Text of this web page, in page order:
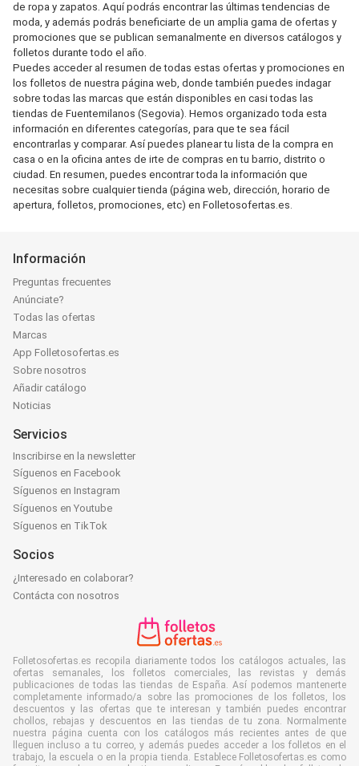
de ropa y zapatos. Aquí podrás encontrar las últimas tendencias de
moda, y además podrás beneficiarte de un amplia gama de ofertas y
promociones que se publican semanalmente en diversos catálogos y
folletos durante todo el año.
Puedes acceder al resumen de todas estas ofertas y promociones en
los folletos de nuestra página web, donde también puedes indagar
sobre todas las marcas que están disponibles en casi todas las
tiendas de Fuentemilanos (Segovia). Hemos organizado toda esta
información en diferentes categorías, para que te sea fácil
encontrarlas y comparar. Así puedes planear tu lista de la compra en
casa o en la oficina antes de irte de compras en tu barrio, distrito o
ciudad. En resumen, puedes encontrar toda la información que
necesitas sobre cualquier tienda (página web, dirección, horario de
apertura, folletos, promociones, etc) en Folletosofertas.es.
Información
Preguntas frecuentes
Anúnciate?
Todas las ofertas
Marcas
App Folletosofertas.es
Sobre nosotros
Añadir catálogo
Noticias
Servicios
Inscribirse en la newsletter
Síguenos en Facebook
Síguenos en Instagram
Síguenos en Youtube
Síguenos en TikTok
Socios
¿Interesado en colaborar?
Contácta con nosotros
Folletosofertas.es recopila diariamente todos los catálogos actuales, las
ofertas semanales, los folletos comerciales, las revistas y demás
publicaciones de todas las tiendas de España. Así podemos mantenerte
completamente informado/a sobre las promociones de los folletos, los
descuentos y las ofertas que te interesan y también puedes encontrar
chollos, rebajas y descuentos en las tiendas de tu zona. Normalmente
nuestra página cuenta con los catálogos más recientes antes de que
lleguen incluso a tu correo, y además puedes acceder a los folletos en el
trabajo, la escuela o en la propia tienda. Establece Folletosofertas.es como